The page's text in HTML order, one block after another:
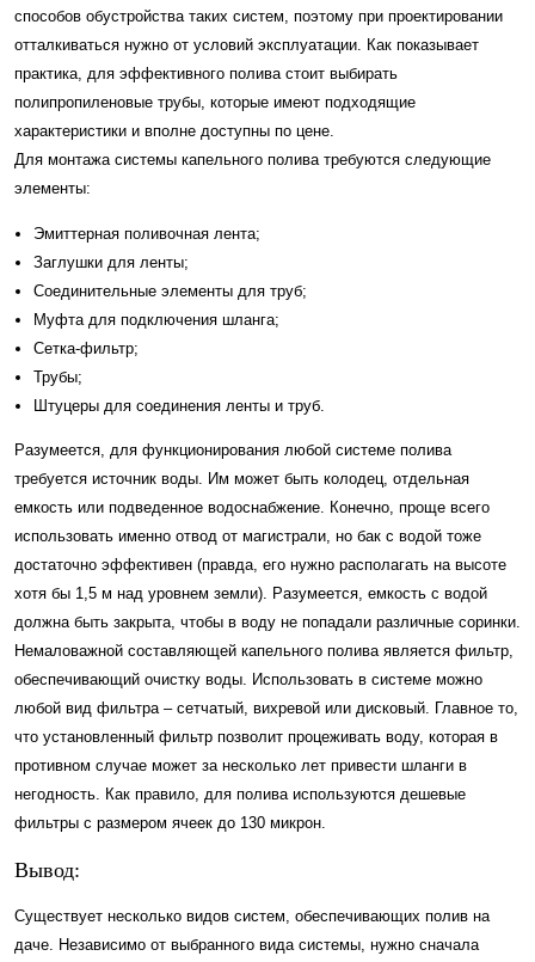
способов обустройства таких систем, поэтому при проектировании
отталкиваться нужно от условий эксплуатации. Как показывает
практика, для эффективного полива стоит выбирать
полипропиленовые трубы, которые имеют подходящие
характеристики и вполне доступны по цене.
Для монтажа системы капельного полива требуются следующие
элементы:
Эмиттерная поливочная лента;
Заглушки для ленты;
Соединительные элементы для труб;
Муфта для подключения шланга;
Сетка-фильтр;
Трубы;
Штуцеры для соединения ленты и труб.
Разумеется, для функционирования любой системе полива
требуется источник воды. Им может быть колодец, отдельная
емкость или подведенное водоснабжение. Конечно, проще всего
использовать именно отвод от магистрали, но бак с водой тоже
достаточно эффективен (правда, его нужно располагать на высоте
хотя бы 1,5 м над уровнем земли). Разумеется, емкость с водой
должна быть закрыта, чтобы в воду не попадали различные соринки.
Немаловажной составляющей капельного полива является фильтр,
обеспечивающий очистку воды. Использовать в системе можно
любой вид фильтра – сетчатый, вихревой или дисковый. Главное то,
что установленный фильтр позволит процеживать воду, которая в
противном случае может за несколько лет привести шланги в
негодность. Как правило, для полива используются дешевые
фильтры с размером ячеек до 130 микрон.
Вывод:
Существует несколько видов систем, обеспечивающих полив на
даче. Независимо от выбранного вида системы, нужно сначала